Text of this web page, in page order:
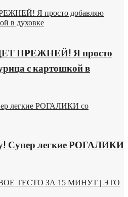
Я просто добавляю
в духовке
ПРЕЖНЕЙ! Я просто
с картошкой в
легкие РОГАЛИКИ со
Супер легкие РОГАЛИКИ
ТЕСТО ЗА 15 МИНУТ | ЭТО